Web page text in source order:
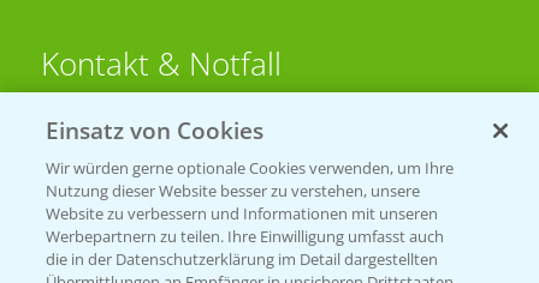
Kontakt & Notfall
Beratung auf WhatsApp
T.+49 (0)174 346 564 1
KONTAKT
Einsatz von Cookies
Wir würden gerne optionale Cookies verwenden, um Ihre
Nutzung dieser Website besser zu verstehen, unsere
Website zu verbessern und Informationen mit unseren
Werbepartnern zu teilen. Ihre Einwilligung umfasst auch
die in der Datenschutzerklärung im Detail dargestellten